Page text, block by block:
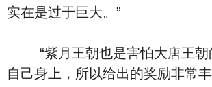
实在是过于巨大。”
“紫月王朝也是害怕大唐王朝
自己身上，所以给出的奖励非常